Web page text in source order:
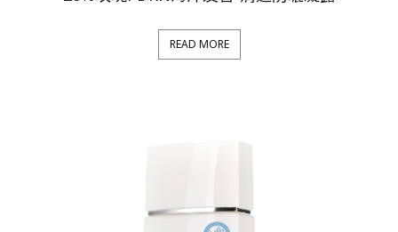
READ MORE